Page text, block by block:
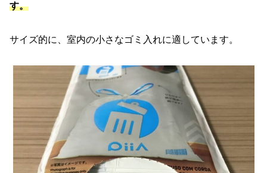
す。
サイズ的に、室内の小さなゴミ入れに適しています。